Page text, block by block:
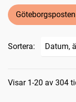
Göteborgsposten
Sortera:
Visar 1-20 av 304